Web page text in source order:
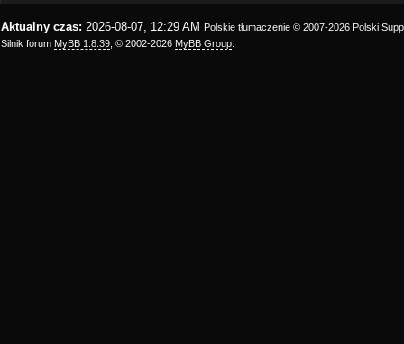
Aktualny czas: 2026-08-07, 12:29 AM Polskie tłumaczenie © 2007-2026 Polski
Silnik forum MyBB 1.8.39 , © 2002-2026 MyBB Group